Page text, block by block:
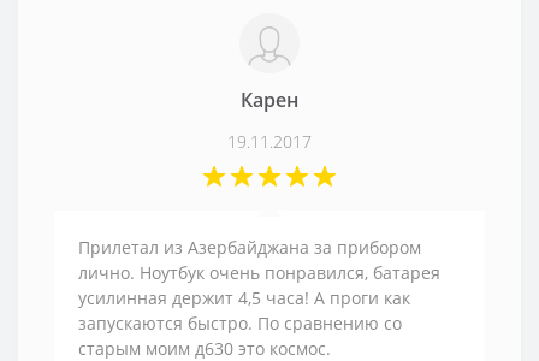
Карен
19.11.2017
Прилетал из Азербайджана за прибором
лично. Ноутбук очень понравился, батарея
усилинная держит 4,5 часа! А проги как
запускаются быстро. По сравнению со
старым моим д630 это космос.